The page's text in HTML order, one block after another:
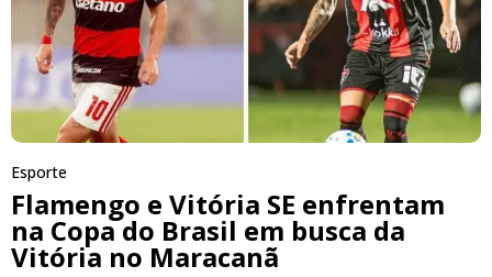
Esporte
Flamengo e Vitória SE enfrentam
na Copa do Brasil em busca da
Vitória no Maracanã